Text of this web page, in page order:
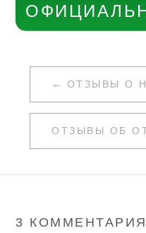
НАВИГАЦИЯ
ПО
ЗАПИСЯМ
ОТЗЫВЫ О HELLO
3 КОММЕНТАРИЯ